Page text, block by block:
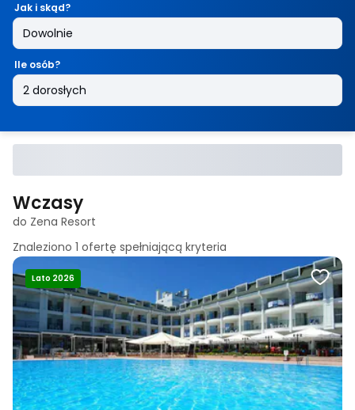
Jak i skąd?
Ile osób?
Wczasy
do Zena Resort
Znaleziono 1 ofertę spełniającą kryteria
Lato 2026